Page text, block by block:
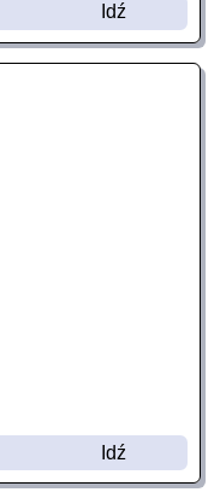
Idź
Idź